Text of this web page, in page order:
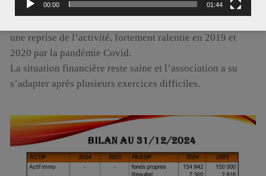
Confirmation du redressement amorcé en 2020
une reprise de l’activité, fortement ralentie en 2019 et
2020 par la pandémie Covid.
La situation financière reste saine et l’association a su
s’adapter après plusieurs exercices difficiles.
00:00 01:44